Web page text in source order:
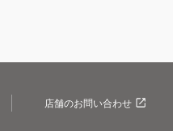
店舗のお問い合わせ